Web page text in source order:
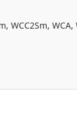
WCC2Sm,